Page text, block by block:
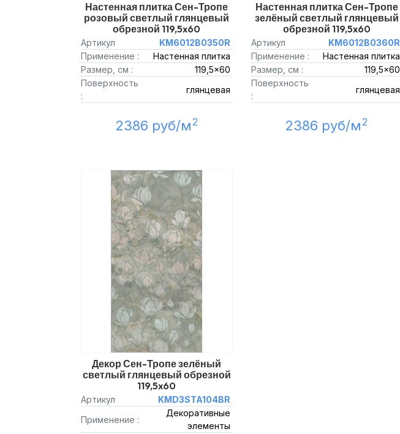
Настенная плитка Сен-Тропе
розовый светлый глянцевый
обрезной 119,5x60
Артикул
KM6012B0350R
Применение :
Настенная плитка
Размер, см :
119,5x60
Поверхность
:
глянцевая
2386 руб/м2
Настенная плитка Сен-Тропе
зелёный светлый глянцевый
обрезной 119,5x60
Артикул
KM6012B0360R
Применение :
Настенная плитка
Размер, см :
119,5x60
Поверхность
:
глянцевая
2386 руб/м2
Декор Сен-Тропе зелёный
светлый глянцевый обрезной
119,5x60
Артикул
KMD3STA104BR
Применение :
Декоративные
элементы